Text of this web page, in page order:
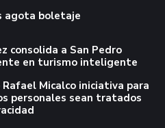
agota boletaje
consolida a San Pedro
en turismo inteligente
Micalco iniciativa para
personales sean tratados